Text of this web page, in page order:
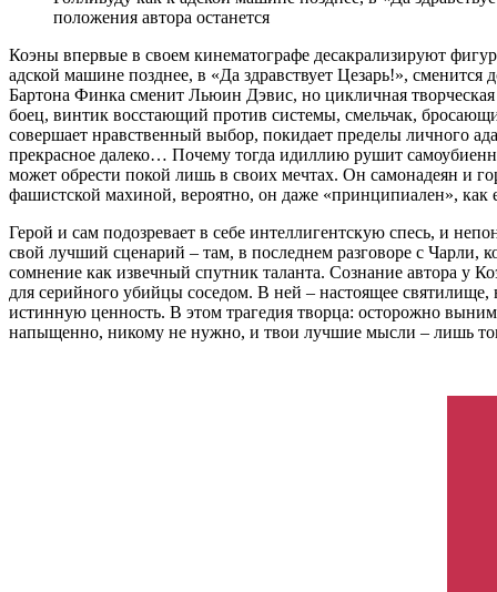
положения автора останется
Коэны впервые в своем кинематографе десакрализируют
адской машине позднее, в «Да здравствует Цезарь!»,
Бартона Финка сменит Льюин Дэвис, но цикличная
боец, винтик восстающий против системы, смельчак,
совершает нравственный выбор, покидает пределы личного
прекрасное далеко… Почему тогда идиллию рушит
может обрести покой лишь в своих мечтах. Он самонадеян и
фашистской махиной, вероятно, он даже «принципиален», как
Герой и сам подозревает в себе интеллигентскую спесь, и
свой лучший сценарий – там, в последнем разговоре с Чарли,
сомнение как извечный спутник таланта. Сознание автора у
для серийного убийцы соседом. В ней – настоящее
истинную ценность. В этом трагедия творца: осторожно
напыщенно, никому не нужно, и твои лучшие мысли – лишь